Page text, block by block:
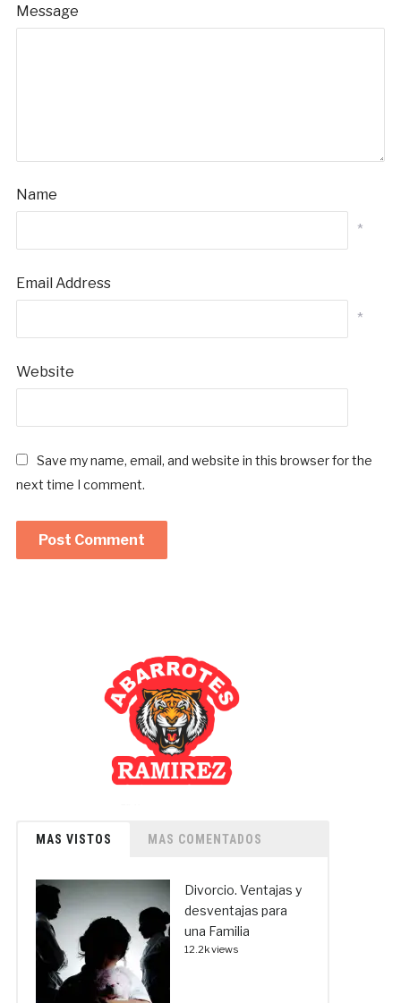
Message
Name
*
Email Address
*
Website
Save my name, email, and website in this browser for the
next time I comment.
MAS VISTOS MAS COMENTADOS
Divorcio. Ventajas y
desventajas para
una Familia
12.2k views